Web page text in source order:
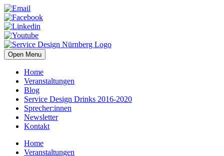
Open Menu
Home
Veranstaltungen
Blog
Service Design Drinks 2016-2020
Sprecher:innen
Newsletter
Kontakt
Home
Veranstaltungen